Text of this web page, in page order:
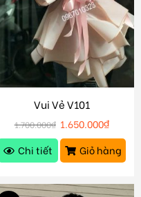
Vui Vẻ V101
1.700.000₫ 1.650.000₫
Chi tiết
Giỏ hàng